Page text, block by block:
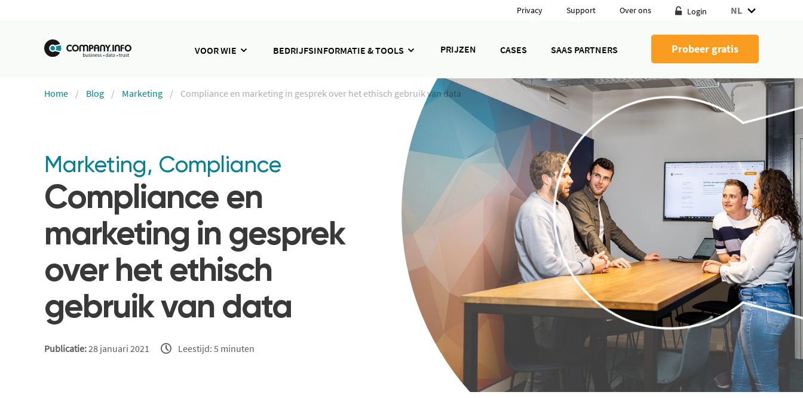
Privacy Support Over ons Login NL
VOOR WIE BEDRIJFSINFORMATIE & TOOLS PRIJZEN CASES SAAS PARTNERS Probeer gratis
Home Blog Marketing Compliance en marketing in gesprek over het ethisch gebruik van data
Marketing, Compliance
Compliance en
marketing in gesprek
over het ethisch
gebruik van data
Publicatie:28 januari 2021 Leestijd: 5 minuten